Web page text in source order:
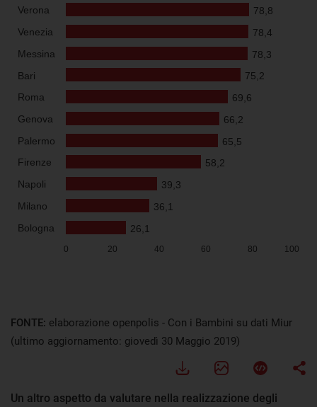
FONTE: elaborazione openpolis - Con i Bambini su dati Miur
(ultimo aggiornamento: giovedì 30 Maggio 2019)
Un altro aspetto da valutare nella realizzazione degli